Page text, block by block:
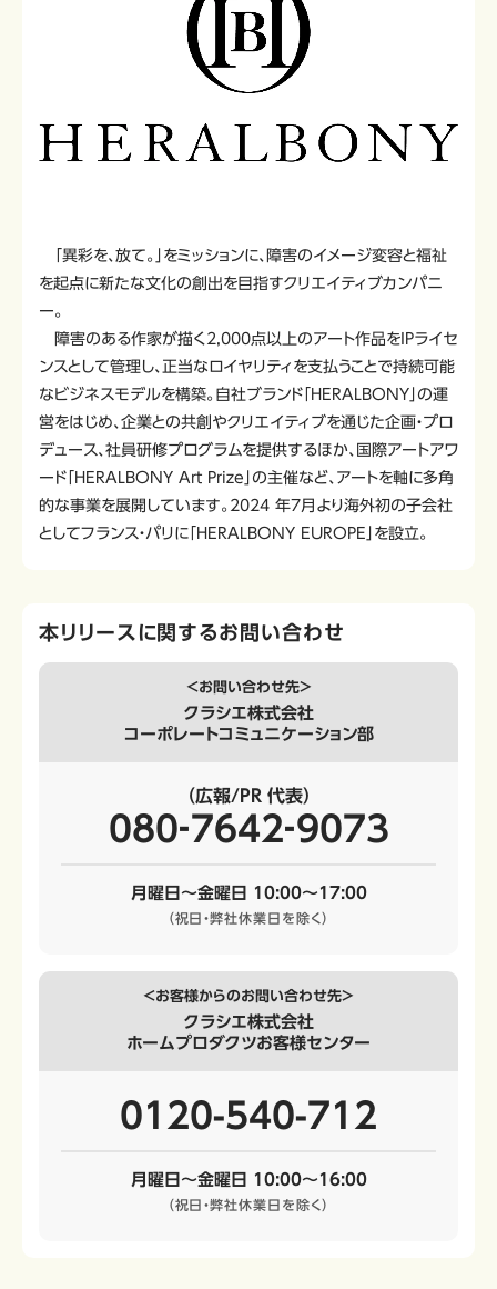
「異彩を、放て。」をミッションに、障害のイメージ変容と福祉
を起点に新たな文化の創出を目指すクリエイティブカンパニ
ー。
障害のある作家が描く2,000点以上のアート作品をIPライセ
ンスとして管理し、正当なロイヤリティを支払うことで持続可能
なビジネスモデルを構築。自社ブランド「HERALBONY」の運
営をはじめ、企業との共創やクリエイティブを通じた企画・プロ
デュース、社員研修プログラムを提供するほか、国際アートアワ
ード「HERALBONY Art Prize」の主催など、アートを軸に多角
的な事業を展開しています。2024 年7月より海外初の子会社
としてフランス・パリに「HERALBONY EUROPE」を設立。
本リリースに関するお問い合わせ
＜お問い合わせ先＞
クラシエ株式会社
コーポレートコミュニケーション部
（広報/PR 代表）
080‐7642‐9073
月曜日～金曜日 10:00～17:00
（祝日・弊社休業日を除く）
＜お客様からのお問い合わせ先＞
クラシエ株式会社
ホームプロダクツお客様センター
0120-540-712
月曜日～金曜日 10:00～16:00
（祝日・弊社休業日を除く）